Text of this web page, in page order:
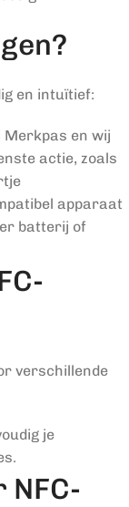
en intuïtief:
Merkpas en wij
actie, zoals
apparaat
batterij of
verschillende
je